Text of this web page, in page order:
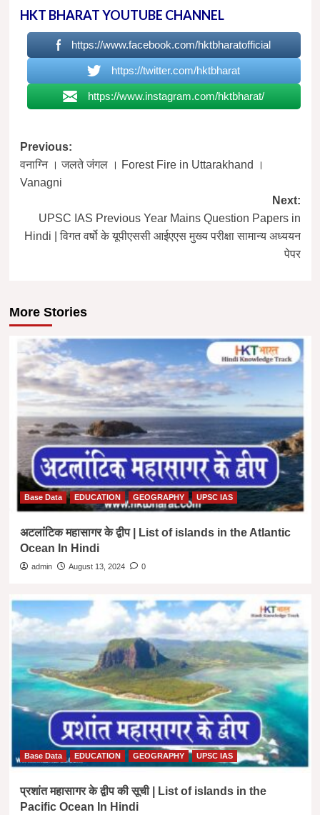
HKT BHARAT YOUTUBE CHANNEL
https://www.facebook.com/hktbharatofficial
https://twitter.com/hktbharat
https://www.instagram.com/hktbharat/
Post
navigation
Previous:
वनाग्नि । जलते जंगल । Forest Fire in Uttarakhand ।
Vanagni
Next:
UPSC IAS Previous Year Mains Question Papers in
Hindi | विगत वर्षो के यूपीएससी आईएएस मुख्य परीक्षा सामान्य अध्ययन
पेपर
More Stories
Base Data EDUCATION GEOGRAPHY UPSC IAS
अटलांटिक महासागर के द्वीप | List of islands in the Atlantic
Ocean In Hindi
admin August 13, 2024 0
Base Data EDUCATION GEOGRAPHY UPSC IAS
प्रशांत महासागर के द्वीप की सूची | List of islands in the
Pacific Ocean In Hindi